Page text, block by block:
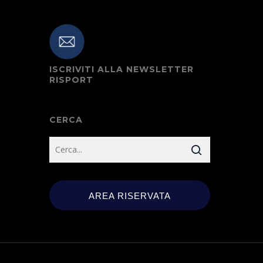
ISCRIVITI ALLA NEWSLETTER
RISPORT
CERCA
AREA RISERVATA